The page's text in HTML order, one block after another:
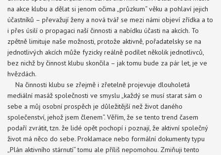
na akce klubu a dělat si jenom očima „průzkum“ věku a pohlaví jejich
účastníků – převažují ženy a nová tvář se mezi námi objeví zřídka a to
i přes úsilí o propagaci naší činnosti a nabídku účasti na akcích. To
zpětně limituje naše možnosti, protože aktivně, pořadatelsky se na
jednotlivých akcích může fyzicky reálně podílet několik jednotlivců,
bez nichž by činnost klubu skončila – jak tomu bude za pár let, je ve
hvězdách.
Na činnosti klubu se zřejmě i zřetelně projevuje dlouholetá
mediální masáž společnosti ve smyslu „každý se musí starat sám o
sebe a můj osobní prospěch je důležitější než život daného
společenství, jehož jsem členem“. Věřím, že se tento trend časem
podaří zvrátit, tzn. že lidé opět pochopí i poznají, že aktivní společný
život má něco do sebe. Proklamace nebo formální dokumenty typu
„Plán aktivního stárnutí“ tomu ale příliš nepomohou. Zmiňuji tento